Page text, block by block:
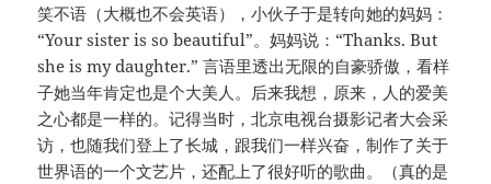
笑不语（大概也不会英语），小伙子于是转向她的妈妈：
“Your sister is so beautiful”。妈妈说：“Thanks. But
she is my daughter.” 言语里透出无限的自豪骄傲，看样
子她当年肯定也是个大美人。后来我想，原来，人的爱美
之心都是一样的。记得当时，北京电视台摄影记者大会采
访，也随我们登上了长城，跟我们一样兴奋，制作了关于
世界语的一个文艺片，还配上了很好听的歌曲。（真的是